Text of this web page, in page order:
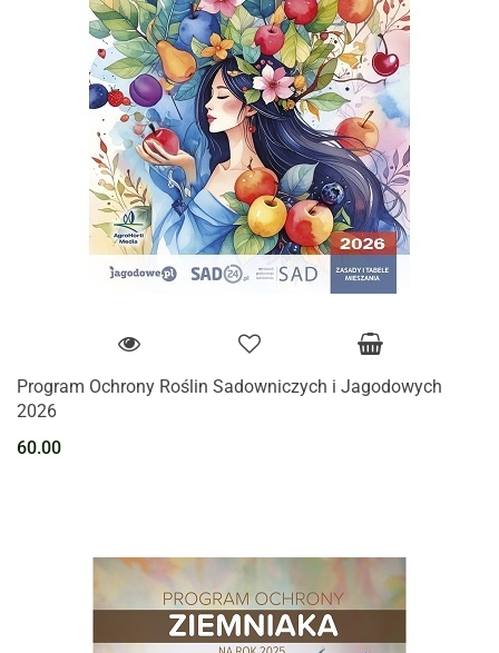
Program Ochrony Roślin Sadowniczych i Jagodowych
2026
60.00